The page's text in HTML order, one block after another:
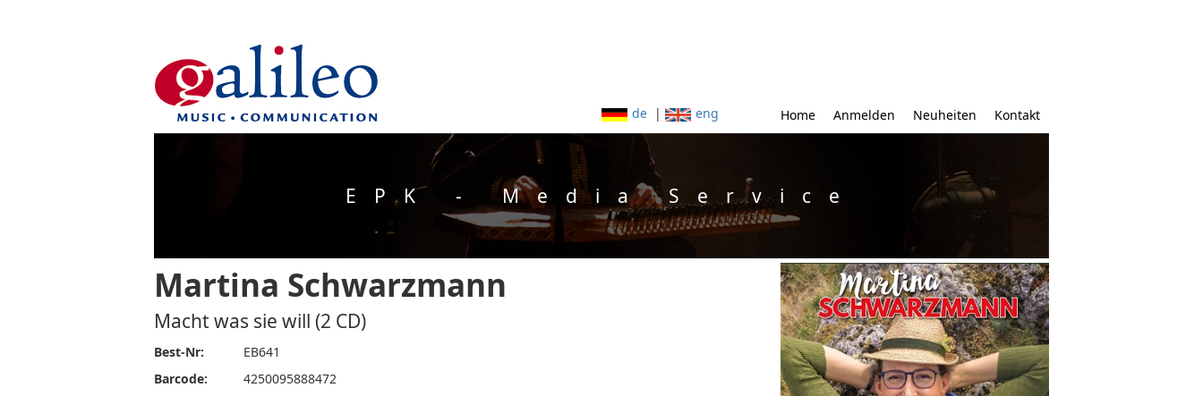
de | eng Home Anmelden Neuheiten Kontakt
EPK - Media Service
Martina Schwarzmann
Macht was sie will (2 CD)
Best-Nr:
EB641
Barcode:
4250095888472